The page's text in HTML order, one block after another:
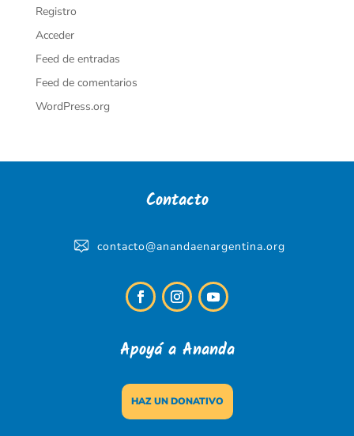
Registro
Acceder
Feed de entradas
Feed de comentarios
WordPress.org
Contacto
contacto@anandaenargentina.org
Apoyá a Ananda
HAZ UN DONATIVO